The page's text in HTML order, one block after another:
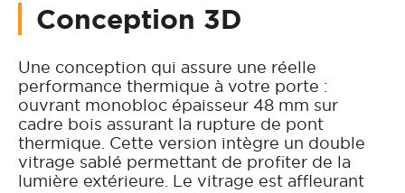
Conception 3D
Une conception qui assure une réelle
performance thermique à votre porte :
ouvrant monobloc épaisseur 48 mm sur
cadre bois assurant la rupture de pont
thermique. Cette version intègre un double
vitrage sablé permettant de profiter de la
lumière extérieure. Le vitrage est affleurant